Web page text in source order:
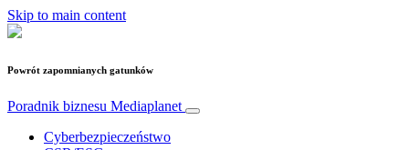
Skip to main content
Powrót zapomnianych gatunków
Poradnik biznesu Mediaplanet
Cyberbezpieczeństwo